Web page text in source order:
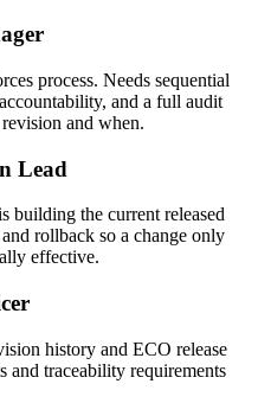
process. Needs sequential
and a full audit
and when.
Lead
building the current released
rollback so a change only
effective.
history and ECO release
and traceability requirements